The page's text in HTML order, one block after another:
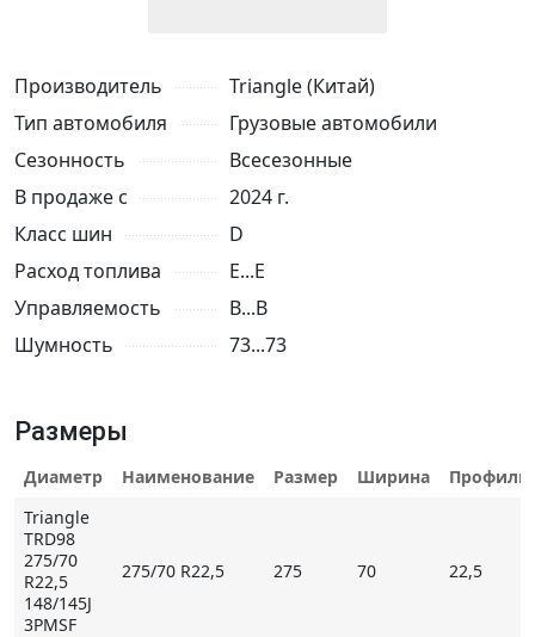
Производитель
Triangle (Китай)
Тип автомобиля
Грузовые автомобили
Сезонность
Всесезонные
В продаже с
2024 г.
Класс шин
D
Расход топлива
E...E
Управляемость
B...B
Шумность
73...73
Размеры
Диаметр Наименование Размер Ширина
Профиль
Triangle
TRD98
275/70
R22,5
148/145J
3PMSF
275/70 R22,5 275 70 22,5